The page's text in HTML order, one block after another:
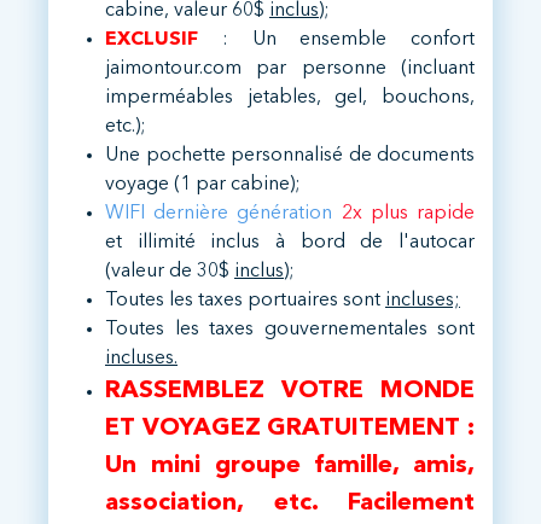
cabine, valeur 60$ inclus);
EXCLUSIF
: Un ensemble confort
jaimontour.com par personne (incluant
imperméables jetables, gel, bouchons,
etc.);
Une pochette personnalisé de documents
voyage (1 par cabine);
WIFI dernière génération
2x plus rapide
et illimité inclus à bord de l'autocar
(valeur de 30$ inclus);
Toutes les taxes portuaires sont incluses;
Toutes les taxes gouvernementales sont
incluses.
RASSEMBLEZ VOTRE MONDE
ET VOYAGEZ GRATUITEMENT :
Un mini groupe famille, amis,
association, etc. Facilement